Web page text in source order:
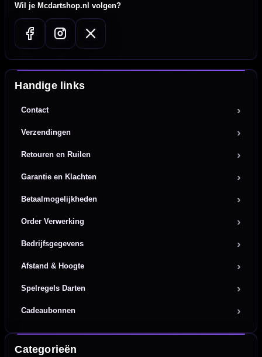
Wil je Mcdartshop.nl volgen?
Handige links
Contact
Verzendingen
Retouren en Ruilen
Garantie en Klachten
Betaalmogelijkheden
Order Verwerking
Bedrijfsgegevens
Afstand & Hoogte
Spelregels Darten
Cadeaubonnen
Categorieën